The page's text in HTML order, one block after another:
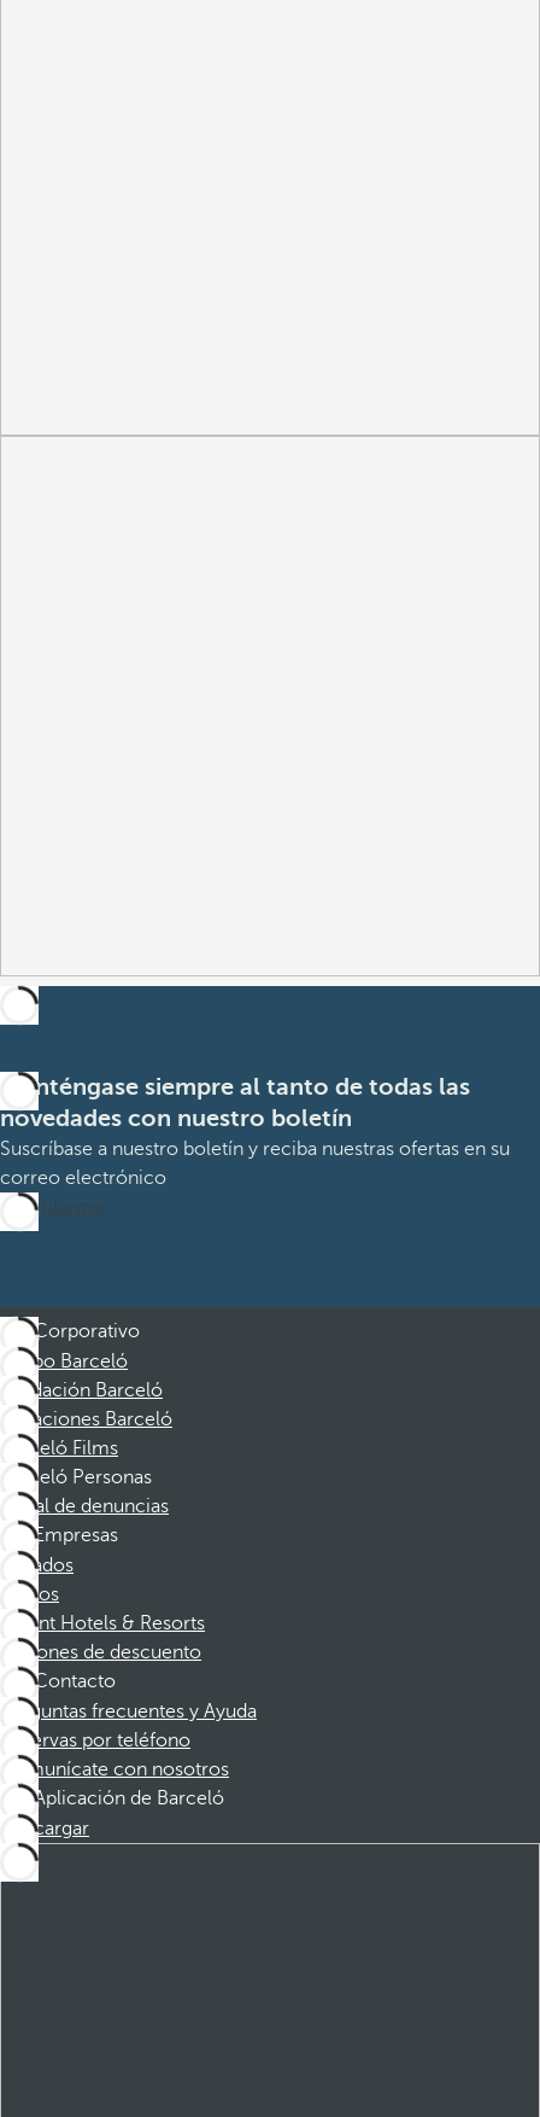
Manténgase siempre al tanto de todas las
novedades con nuestro boletín
Suscríbase a nuestro boletín y reciba nuestras ofertas en su
correo electrónico
Suscribirme
Corporativo
Grupo Barceló
Fundación Barceló
Vacaciones Barceló
Barceló Films
Barceló Personas
Canal de denuncias
Empresas
Afiliados
Socios
Dorint Hotels & Resorts
Cupones de descuento
Contacto
Preguntas frecuentes y Ayuda
Reservas por teléfono
Comunícate con nosotros
Aplicación de Barceló
Descargar